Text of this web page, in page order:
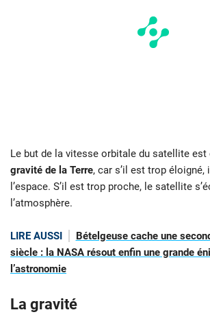
Le but de la vitesse orbitale du satellite est
gravité de la Terre, car s’il est trop éloigné,
l’espace. S’il est trop proche, le satellite
l’atmosphère.
LIRE AUSSI
Bételgeuse cache une
siècle : la NASA résout enfin une grande
l’astronomie
La gravité